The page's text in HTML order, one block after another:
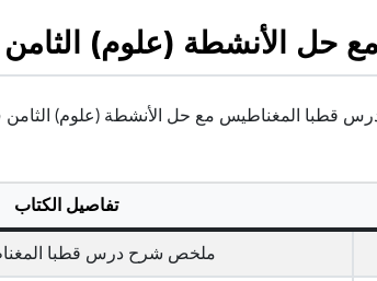
الأنشطة (علوم) الثامن
المغناطيس مع حل الأنشطة (علوم) الثامن ف2 |
تفاصيل الكتاب
ملخص شرح درس قطبا